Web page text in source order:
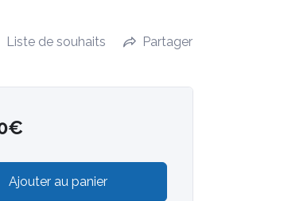
Liste de souhaits Partager
€
Ajouter au panier